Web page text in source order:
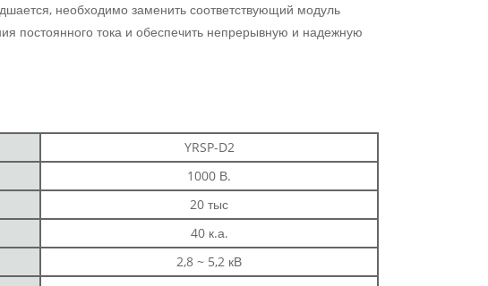
необходимо заменить соответствующий модуль
постоянного тока и обеспечить непрерывную и надежную
YRSP-D2
1000 В.
20 тыс
40 к.а.
2,8 ~ 5,2 кВ